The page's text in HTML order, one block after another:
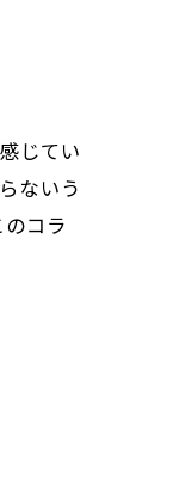
じてい
ないう
コラ